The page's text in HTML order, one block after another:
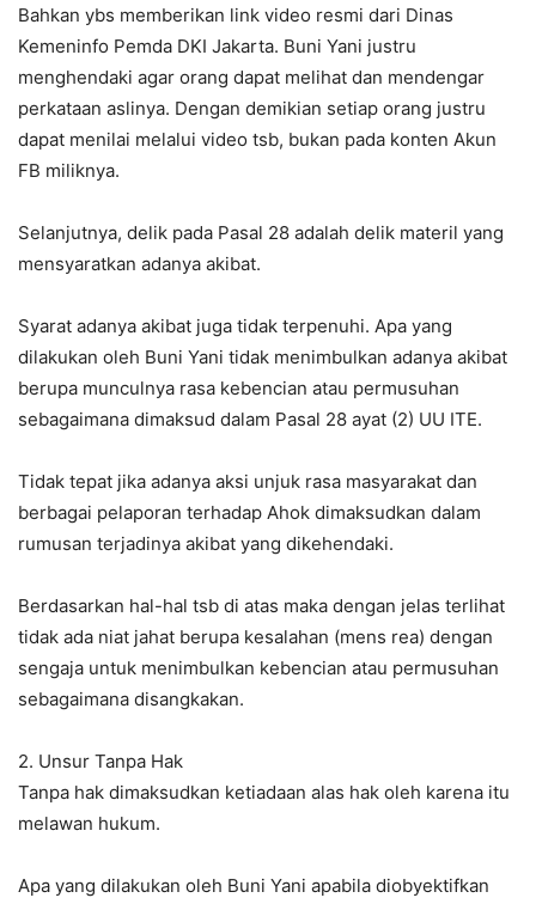
Bahkan ybs memberikan link video resmi dari Dinas
Kemeninfo Pemda DKI Jakarta. Buni Yani justru
menghendaki agar orang dapat melihat dan mendengar
perkataan aslinya. Dengan demikian setiap orang justru
dapat menilai melalui video tsb, bukan pada konten Akun
FB miliknya.
Selanjutnya, delik pada Pasal 28 adalah delik materil yang
mensyaratkan adanya akibat.
Syarat adanya akibat juga tidak terpenuhi. Apa yang
dilakukan oleh Buni Yani tidak menimbulkan adanya akibat
berupa munculnya rasa kebencian atau permusuhan
sebagaimana dimaksud dalam Pasal 28 ayat (2) UU ITE.
Tidak tepat jika adanya aksi unjuk rasa masyarakat dan
berbagai pelaporan terhadap Ahok dimaksudkan dalam
rumusan terjadinya akibat yang dikehendaki.
Berdasarkan hal-hal tsb di atas maka dengan jelas terlihat
tidak ada niat jahat berupa kesalahan (mens rea) dengan
sengaja untuk menimbulkan kebencian atau permusuhan
sebagaimana disangkakan.
2. Unsur Tanpa Hak
Tanpa hak dimaksudkan ketiadaan alas hak oleh karena itu
melawan hukum.
Apa yang dilakukan oleh Buni Yani apabila diobyektifkan